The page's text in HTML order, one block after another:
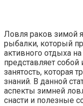
Ловля раков зимой
рыбалки, который
активного отдыха
представляет
занятость, которая
знаний. В данной
аспекты зимней
снасти и полезные